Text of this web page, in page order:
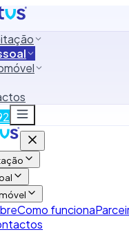
Como funciona